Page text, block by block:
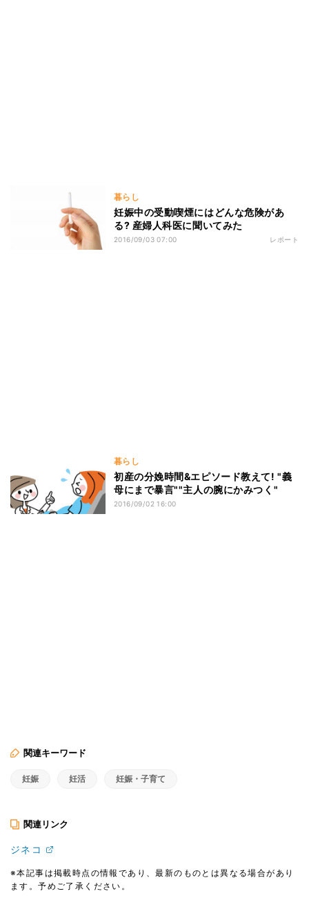
暮らし
妊娠中の受動喫煙にはどんな危険があ
る? 産婦人科医に聞いてみた
2016/09/03 07:00 レポート
暮らし
初産の分娩時間&エピソード教えて! "義
母にまで暴言""主人の腕にかみつく"
2016/09/02 16:00
関連キーワード
妊娠 妊活 妊娠・子育て
関連リンク
ジネコ
※本記事は掲載時点の情報であり、最新のものとは異なる場合があり
ます。予めご了承ください。